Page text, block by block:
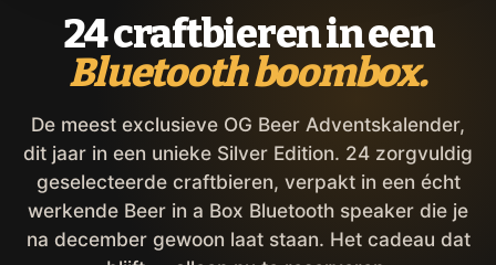
24 craftbieren in een
Bluetooth boombox.
De meest exclusieve OG Beer Adventskalender,
dit jaar in een unieke Silver Edition. 24 zorgvuldig
geselecteerde craftbieren, verpakt in een écht
werkende Beer in a Box Bluetooth speaker die je
na december gewoon laat staan. Het cadeau dat